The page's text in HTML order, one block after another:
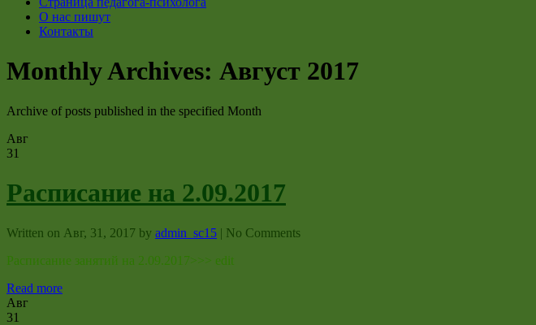
О нас пишут
Контакты
Monthly Archives: Август 2017
Archive of posts published in the specified Month
Авг
31
Расписание на 2.09.2017
Written on Авг, 31, 2017 by admin_sc15 | No Comments
Расписание занятий на 2.09.2017>>> edit
Read more
Авг
31